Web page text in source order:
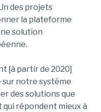
des projets
la plateforme
solution
[à partir de 2020]
notre système
des solutions que
répondent mieux à